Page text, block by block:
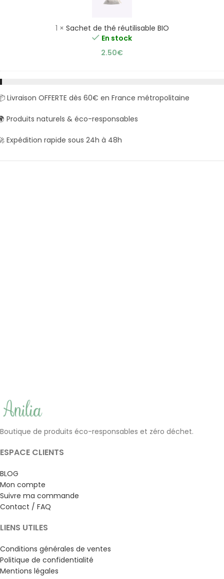
1 × Sachet de thé réutilisable BIO
En stock
2.50€
Livraison OFFERTE dès 60€ en France métropolitaine
Produits naturels & éco-responsables
Expédition rapide sous 24h à 48h
Boutique de produits éco-responsables et zéro déchet.
ESPACE CLIENTS
BLOG
Mon compte
Suivre ma commande
Contact / FAQ
LIENS UTILES
Conditions générales de ventes
Politique de confidentialité
Mentions légales